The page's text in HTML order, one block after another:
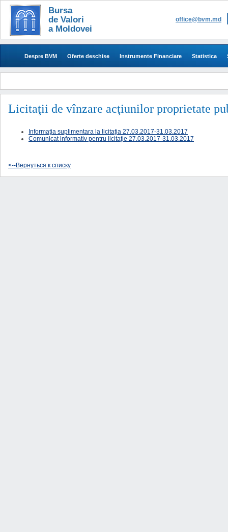
Bursa
de Valori
a Moldovei
office@bvm.md
Despre BVM Oferte deschise Instrumente Financiare Statistica
Licitaţii de vînzare acţiunilor proprietate
Informația suplimentara la licitația 27.03.2017-31.03.2017
Comunicat informativ pentru licitație 27.03.2017-31.03.2017
<--Вернуться к списку